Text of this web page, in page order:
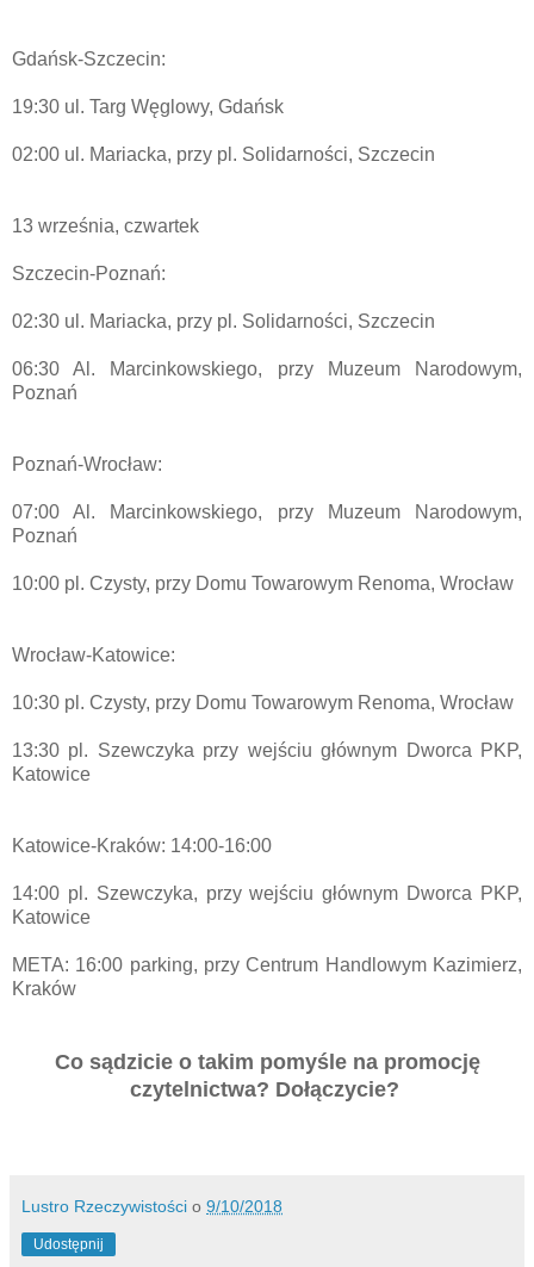
Gdańsk-Szczecin:
19:30 ul. Targ Węglowy, Gdańsk
02:00 ul. Mariacka, przy pl. Solidarności, Szczecin
13 września, czwartek
Szczecin-Poznań:
02:30 ul. Mariacka, przy pl. Solidarności, Szczecin
06:30 Al. Marcinkowskiego, przy Muzeum Narodowym,
Poznań
Poznań-Wrocław:
07:00 Al. Marcinkowskiego, przy Muzeum Narodowym,
Poznań
10:00 pl. Czysty, przy Domu Towarowym Renoma, Wrocław
Wrocław-Katowice:
10:30 pl. Czysty, przy Domu Towarowym Renoma, Wrocław
13:30 pl. Szewczyka przy wejściu głównym Dworca PKP,
Katowice
Katowice-Kraków: 14:00-16:00
14:00 pl. Szewczyka, przy wejściu głównym Dworca PKP,
Katowice
META: 16:00 parking, przy Centrum Handlowym Kazimierz,
Kraków
Co sądzicie o takim pomyśle na promocję
czytelnictwa? Dołączycie?
Lustro Rzeczywistości o 9/10/2018
Udostępnij